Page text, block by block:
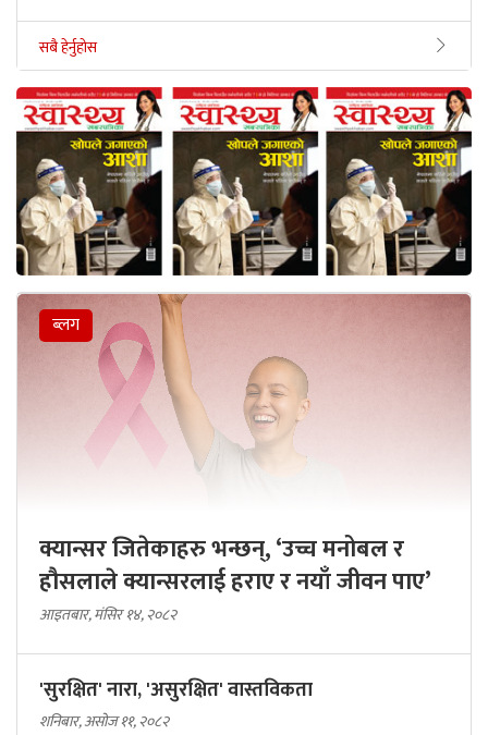
सबै हेर्नुहोस
ब्लग
क्यान्सर जितेकाहरु भन्छन्, ‘उच्च मनोबल र
हौसलाले क्यान्सरलाई हराए र नयाँ जीवन पाए’
आइतबार, मंसिर १४, २०८२
'सुरक्षित' नारा, 'असुरक्षित' वास्तविकता
शनिबार, असोज ११, २०८२